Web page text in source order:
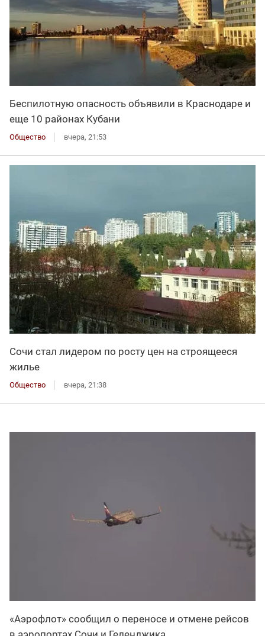
Беспилотную опасность объявили в Краснодаре и
еще 10 районах Кубани
Общество вчера, 21:53
Сочи стал лидером по росту цен на строящееся
жилье
Общество вчера, 21:38
«Аэрофлот» сообщил о переносе и отмене рейсов